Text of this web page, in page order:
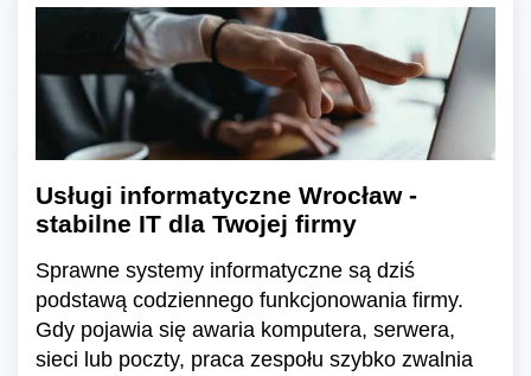
Usługi informatyczne Wrocław -
stabilne IT dla Twojej firmy
Sprawne systemy informatyczne są dziś
podstawą codziennego funkcjonowania firmy.
Gdy pojawia się awaria komputera, serwera,
sieci lub poczty, praca zespołu szybko zwalnia